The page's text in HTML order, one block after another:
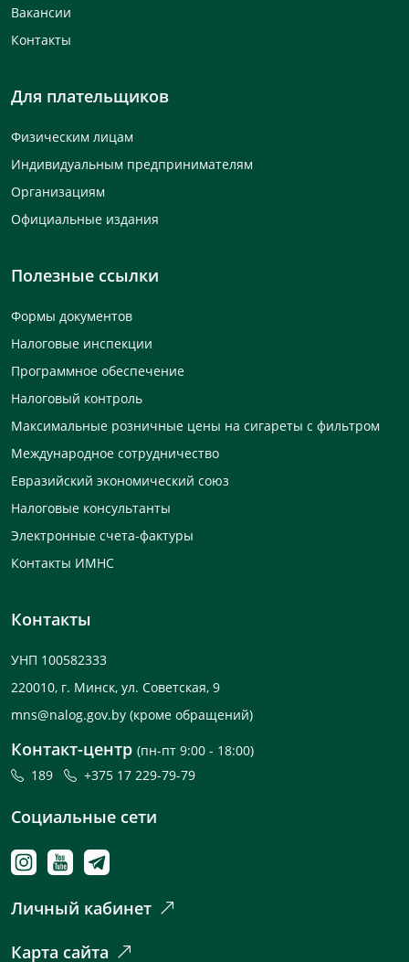
Вакансии
Контакты
Для плательщиков
Физическим лицам
Индивидуальным предпринимателям
Организациям
Официальные издания
Полезные ссылки
Формы документов
Налоговые инспекции
Программное обеспечение
Налоговый контроль
Максимальные розничные цены на сигареты с фильтром
Международное сотрудничество
Евразийский экономический союз
Налоговые консультанты
Электронные счета-фактуры
Контакты ИМНС
Контакты
УНП 100582333
220010, г. Минск, ул. Советская, 9
mns@nalog.gov.by (кроме обращений)
Контакт-центр (пн-пт 9:00 - 18:00)
189
+375 17 229-79-79
Социальные сети
Личный кабинет
Карта сайта